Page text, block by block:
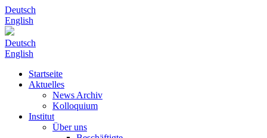
Deutsch
English
Deutsch
English
Startseite
Aktuelles
News Archiv
Kolloquium
Institut
Über uns